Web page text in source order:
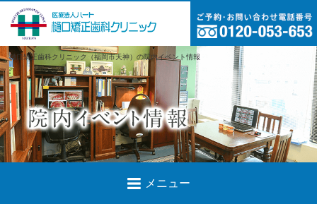
樋口矯正歯科クリニック（福岡市天神）の院内イベント情報
メニュー